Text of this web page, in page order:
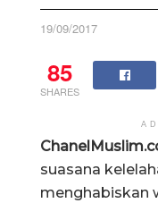
19/09/2017
85
SHARES
suasana
menghabiskan